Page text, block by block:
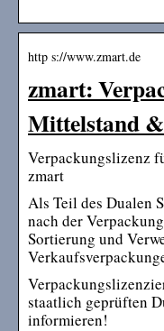
http s://www.zmart.de
zmart:
Mittelstand
Verpackungslizenz
zmart
Als Teil des Dualen
nach der
Sortierung und
staatlich geprüften
informieren!